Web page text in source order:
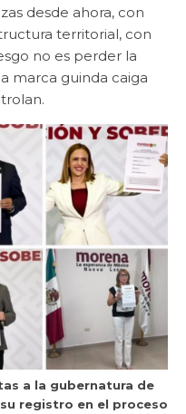
desde ahora, con
territorial, con
no es perder la
marca guinda caiga
a la gubernatura de
registro en el proceso